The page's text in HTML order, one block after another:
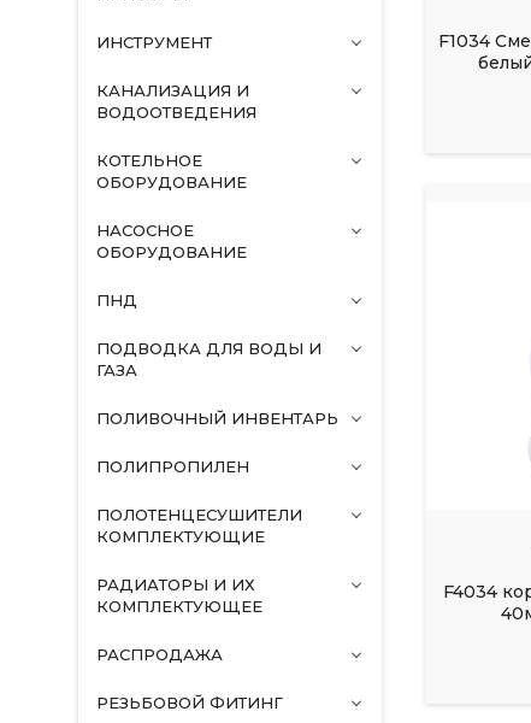
ИНСТРУМЕНТ
КАНАЛИЗАЦИЯ И
ВОДООТВЕДЕНИЯ
КОТЕЛЬНОЕ
ОБОРУДОВАНИЕ
НАСОСНОЕ
ОБОРУДОВАНИЕ
ПНД
ПОДВОДКА ДЛЯ ВОДЫ И
ГАЗА
ПОЛИВОЧНЫЙ ИНВЕНТАРЬ
ПОЛИПРОПИЛЕН
ПОЛОТЕНЦЕСУШИТЕЛИ
КОМПЛЕКТУЮЩИЕ
РАДИАТОРЫ И ИХ
КОМПЛЕКТУЮЩЕЕ
РАСПРОДАЖА
РЕЗЬБОВОЙ ФИТИНГ
F1034
F4034